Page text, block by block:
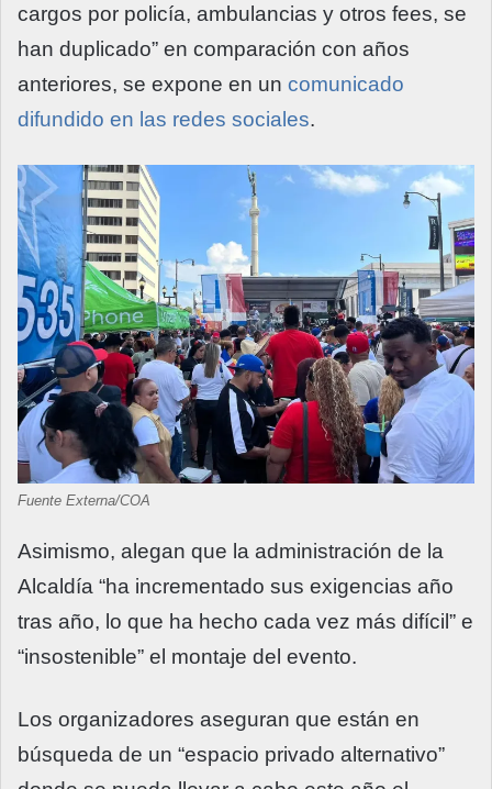
cargos por policía, ambulancias y otros fees, se
han duplicado” en comparación con años
anteriores, se expone en un comunicado
difundido en las redes sociales.
Fuente Externa/COA
Asimismo, alegan que la administración de la
Alcaldía “ha incrementado sus exigencias año
tras año, lo que ha hecho cada vez más difícil” e
“insostenible” el montaje del evento.
Los organizadores aseguran que están en
búsqueda de un “espacio privado alternativo”